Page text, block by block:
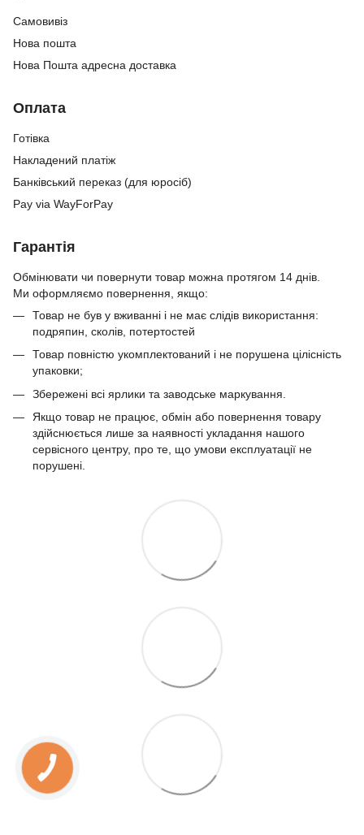
Самовивіз
Нова пошта
Нова Пошта адресна доставка
Оплата
Готівка
Накладений платіж
Банківський переказ (для юросіб)
Pay via WayForPay
Гарантія
Обмінювати чи повернути товар можна протягом 14 днів.
Ми оформляємо повернення, якщо:
Товар не був у вживанні і не має слідів використання:
подряпин, сколів, потертостей
Товар повністю укомплектований і не порушена цілісність
упаковки;
Збережені всі ярлики та заводське маркування.
Якщо товар не працює, обмін або повернення товару
здійснюється лише за наявності укладання нашого
сервісного центру, про те, що умови експлуатації не
порушені.